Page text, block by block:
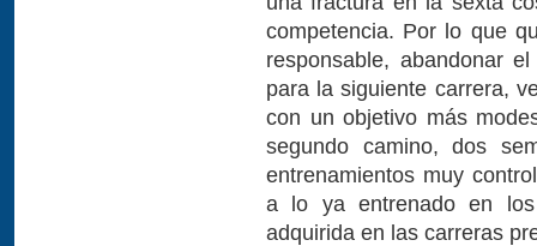
competencia. Por lo que
responsable, abandonar
para la siguiente carrera,
con un objetivo más
segundo camino, dos
entrenamientos muy
a lo ya entrenado en
adquirida en las carreras